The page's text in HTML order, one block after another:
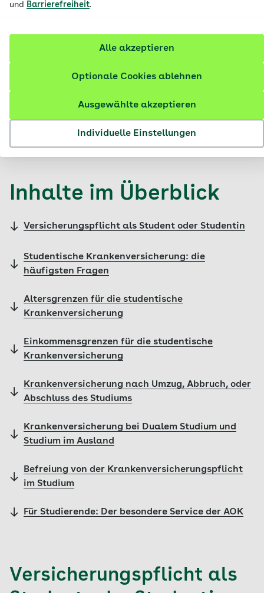
und Barrierefreiheit.
Individuelle Einstellungen
Ausgewählte akzeptieren
Optionale Cookies ablehnen
Alle akzeptieren
Inhalte im Überblick
Versicherungspflicht als Student oder Studentin
Studentische Krankenversicherung: die
häufigsten Fragen
Altersgrenzen für die studentische
Krankenversicherung
Einkommensgrenzen für die studentische
Krankenversicherung
Krankenversicherung nach Umzug, Abbruch, oder
Abschluss des Studiums
Krankenversicherung bei Dualem Studium und
Studium im Ausland
Befreiung von der Krankenversicherungspflicht
im Studium
Für Studierende: Der besondere Service der AOK
Versicherungspflicht als